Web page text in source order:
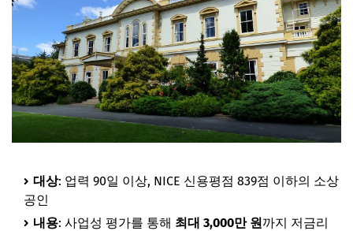
대상: 업력 90일 이상, NICE 신용평점 839점 이하의 소상
공인
내용: 사업성 평가를 통해 최대 3,000만 원까지 저금리